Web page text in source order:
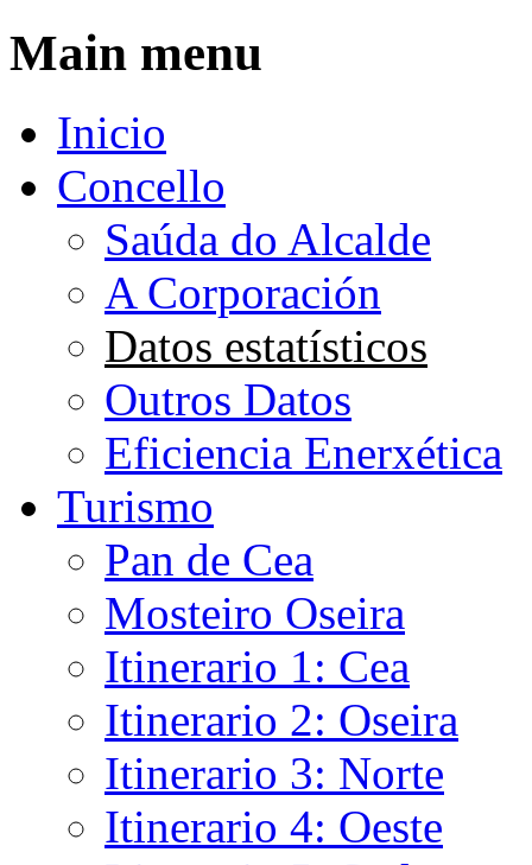
Ir o contido principal
Main menu
Inicio
Concello
Saúda do Alcalde
A Corporación
Datos estatísticos
Outros Datos
Eficiencia Enerxética
Turismo
Pan de Cea
Mosteiro Oseira
Itinerario 1: Cea
Itinerario 2: Oseira
Itinerario 3: Norte
Itinerario 4: Oeste